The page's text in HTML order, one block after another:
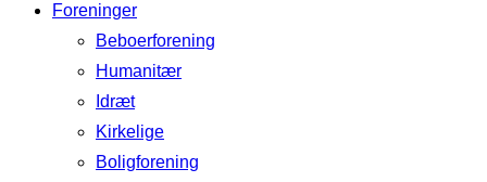
Foreninger
Beboerforening
Humanitær
Idræt
Kirkelige
Boligforening